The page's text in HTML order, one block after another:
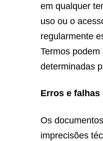
em qualquer
uso ou o
regularmente
Termos
determinadas
Erros e falhas
Os
imprecisões